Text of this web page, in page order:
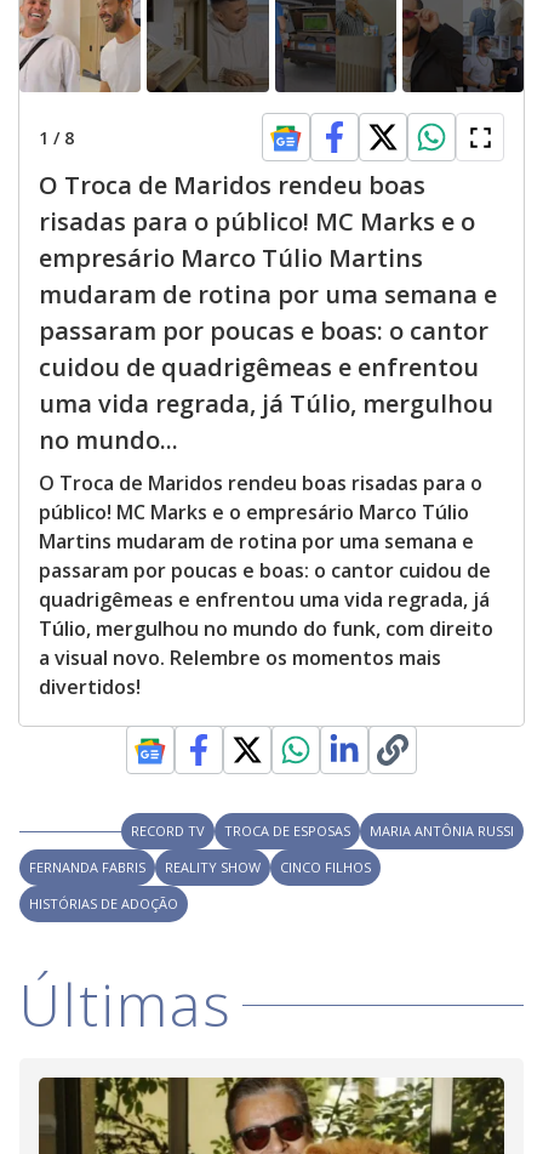
1 / 8
O Troca de Maridos rendeu boas
risadas para o público! MC Marks e o
empresário Marco Túlio Martins
mudaram de rotina por uma semana e
passaram por poucas e boas: o cantor
cuidou de quadrigêmeas e enfrentou
uma vida regrada, já Túlio, mergulhou
no mundo...
O Troca de Maridos rendeu boas risadas para o
público! MC Marks e o empresário Marco Túlio
Martins mudaram de rotina por uma semana e
passaram por poucas e boas: o cantor cuidou de
quadrigêmeas e enfrentou uma vida regrada, já
Túlio, mergulhou no mundo do funk, com direito
a visual novo. Relembre os momentos mais
divertidos!
RECORD TV TROCA DE ESPOSAS
MARIA ANTÔNIA RUSSI
FERNANDA FABRIS
REALITY SHOW
CINCO FILHOS
HISTÓRIAS DE ADOÇÃO
Últimas